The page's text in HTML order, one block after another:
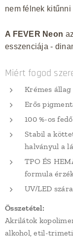
nem félnek kitűnni
A FEVER Neon
esszenciája -
Miért fogod
Krémes
Erős
100 %-os
Stabil a
halványul a
TPO ÉS
formula
UV/LED
Összetétel:
Akrilátok
alkohol, etil-